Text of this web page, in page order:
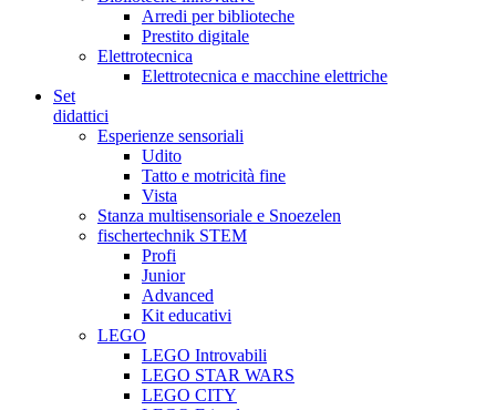
Arredi per biblioteche
Prestito digitale
Elettrotecnica
Elettrotecnica e macchine elettriche
Set
didattici
Esperienze sensoriali
Udito
Tatto e motricità fine
Vista
Stanza multisensoriale e Snoezelen
fischertechnik STEM
Profi
Junior
Advanced
Kit educativi
LEGO
LEGO Introvabili
LEGO STAR WARS
LEGO CITY